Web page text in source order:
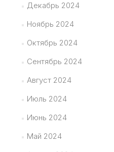
Декабрь 2024
Ноябрь 2024
Октябрь 2024
Сентябрь 2024
Август 2024
Июль 2024
Июнь 2024
Май 2024